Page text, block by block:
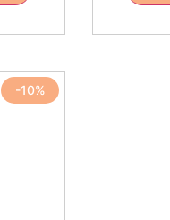
-10%